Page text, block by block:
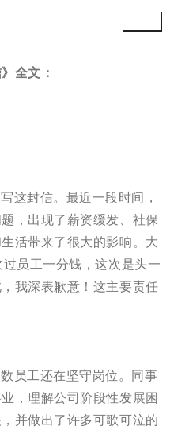
全文：
这封信。最近一段时间，
，出现了薪资缓发、社保
活带来了很大的影响。大
员工一分钱，这次是头一
我深表歉意！这主要责任
员工还在坚守岗位。同事
，理解公司阶段性发展困
并做出了许多可歌可泣的